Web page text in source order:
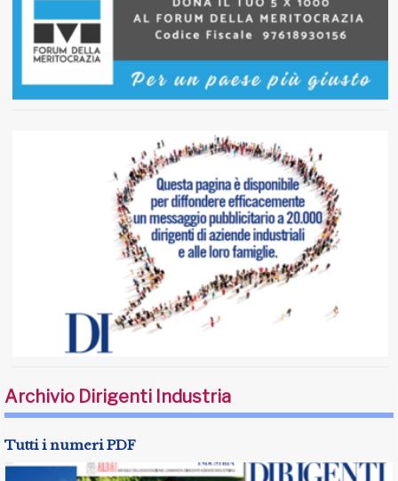
Archivio Dirigenti Industria
Tutti i numeri PDF